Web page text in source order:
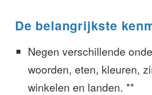
De belangrijkste
Negen verschillende
woorden, eten, kleuren,
winkelen en landen. **